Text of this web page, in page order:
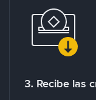
3. Recibe las